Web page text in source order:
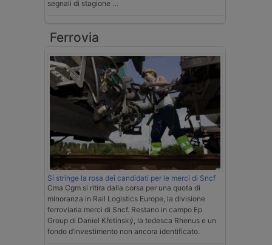
segnali di stagione …
Ferrovia
Si stringe la rosa dei candidati per le merci di Sncf
Cma Cgm si ritira dalla corsa per una quota di
minoranza in Rail Logistics Europe, la divisione
ferroviaria merci di Sncf. Restano in campo Ep
Group di Daniel Křetínský, la tedesca Rhenus e un
fondo d’investimento non ancora identificato.